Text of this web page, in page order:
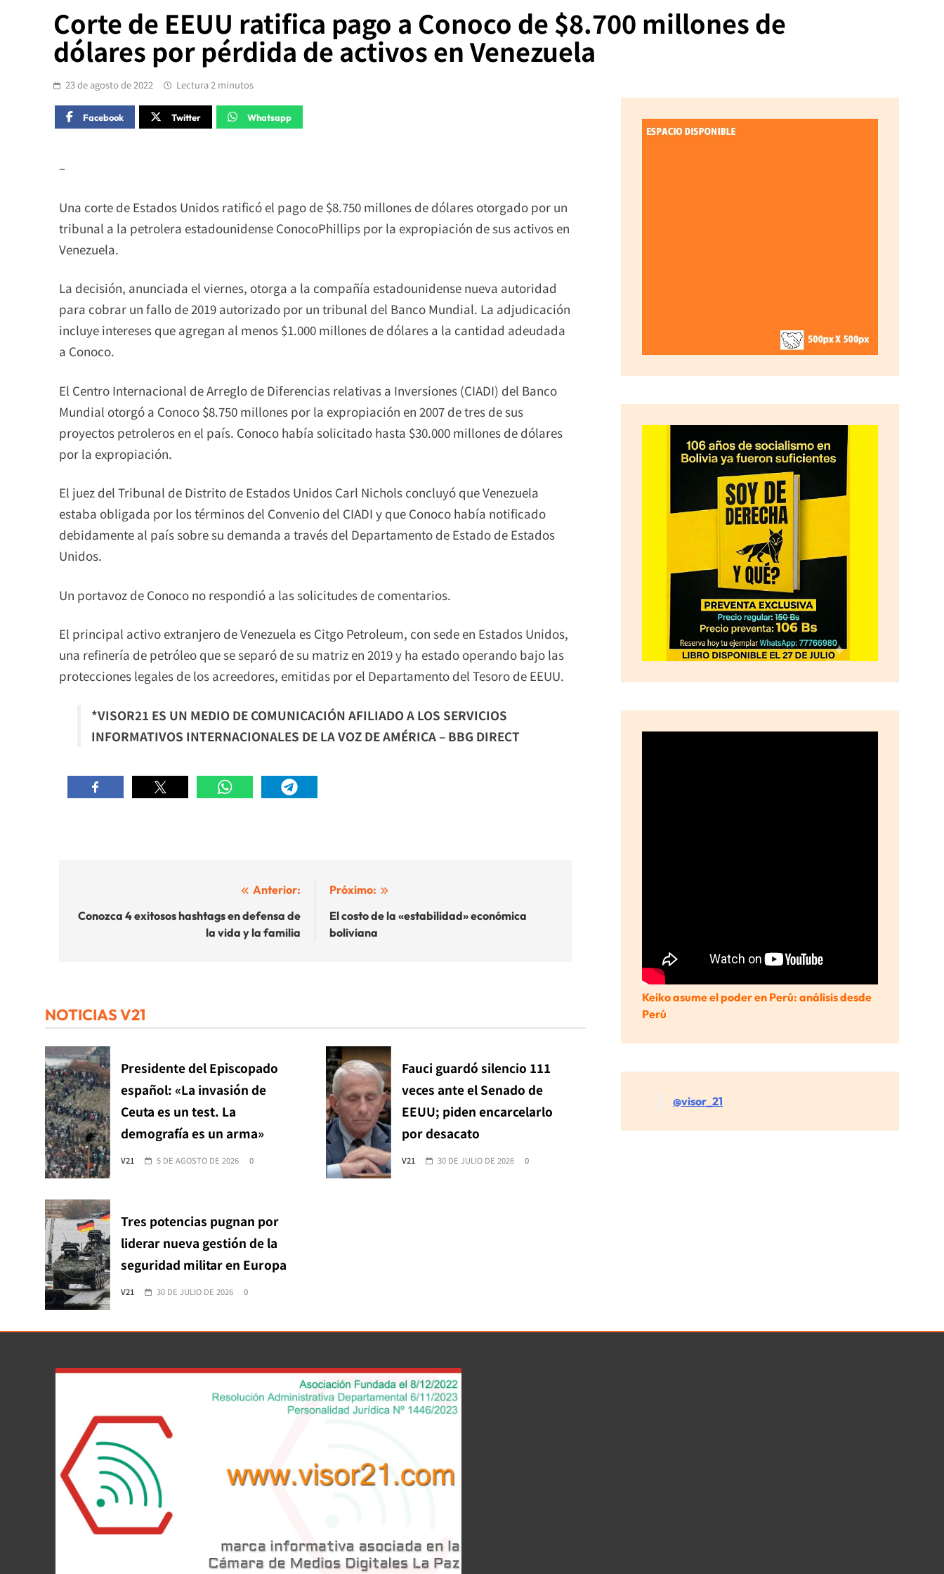
Corte de EEUU ratifica pago a Conoco de $8.700 millones de
dólares por pérdida de activos en Venezuela
23 de agosto de 2022 Lectura 2 minutos
Facebook Twitter Whatsapp
–
Una corte de Estados Unidos ratificó el pago de $8.750 millones de dólares otorgado por un
tribunal a la petrolera estadounidense ConocoPhillips por la expropiación de sus activos en
Venezuela.
La decisión, anunciada el viernes, otorga a la compañía estadounidense nueva autoridad
para cobrar un fallo de 2019 autorizado por un tribunal del Banco Mundial. La adjudicación
incluye intereses que agregan al menos $1.000 millones de dólares a la cantidad adeudada
a Conoco.
El Centro Internacional de Arreglo de Diferencias relativas a Inversiones (CIADI) del Banco
Mundial otorgó a Conoco $8.750 millones por la expropiación en 2007 de tres de sus
proyectos petroleros en el país. Conoco había solicitado hasta $30.000 millones de dólares
por la expropiación.
El juez del Tribunal de Distrito de Estados Unidos Carl Nichols concluyó que Venezuela
estaba obligada por los términos del Convenio del CIADI y que Conoco había notificado
debidamente al país sobre su demanda a través del Departamento de Estado de Estados
Unidos.
Un portavoz de Conoco no respondió a las solicitudes de comentarios.
El principal activo extranjero de Venezuela es Citgo Petroleum, con sede en Estados Unidos,
una refinería de petróleo que se separó de su matriz en 2019 y ha estado operando bajo las
protecciones legales de los acreedores, emitidas por el Departamento del Tesoro de EEUU.
*VISOR21 ES UN MEDIO DE COMUNICACIÓN AFILIADO A LOS SERVICIOS
INFORMATIVOS INTERNACIONALES DE LA VOZ DE AMÉRICA – BBG DIRECT
de
Anterior:
Conozca 4 exitosos hashtags en defensa de
la vida y la familia
Próximo:
El costo de la «estabilidad» económica
boliviana
NOTICIAS V21
Presidente del Episcopado
español: «La invasión de
Ceuta es un test. La
demografía es un arma»
V21 5 DE AGOSTO DE 2026 0
Fauci guardó silencio 111
veces ante el Senado de
EEUU; piden encarcelarlo
por desacato
V21 30 DE JULIO DE 2026 0
Tres potencias pugnan por
liderar nueva gestión de la
seguridad militar en Europa
V21 30 DE JULIO DE 2026 0
Keiko asume el poder en Perú: análisis desde
Perú
@visor_21